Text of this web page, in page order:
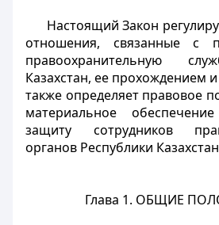
Настоящий Закон
отношения, связанные с
правоохранительную
Казахстан, ее прохождением
также определяет правовое
материальное
защиту сотрудников
органов Республики
Глава 1. ОБЩИЕ